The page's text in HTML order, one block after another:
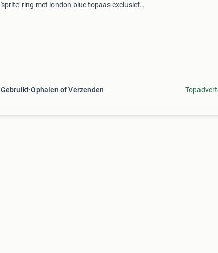
'sprite' ring met london blue topaas exclusief
Gebruikt Ophalen of Verzenden